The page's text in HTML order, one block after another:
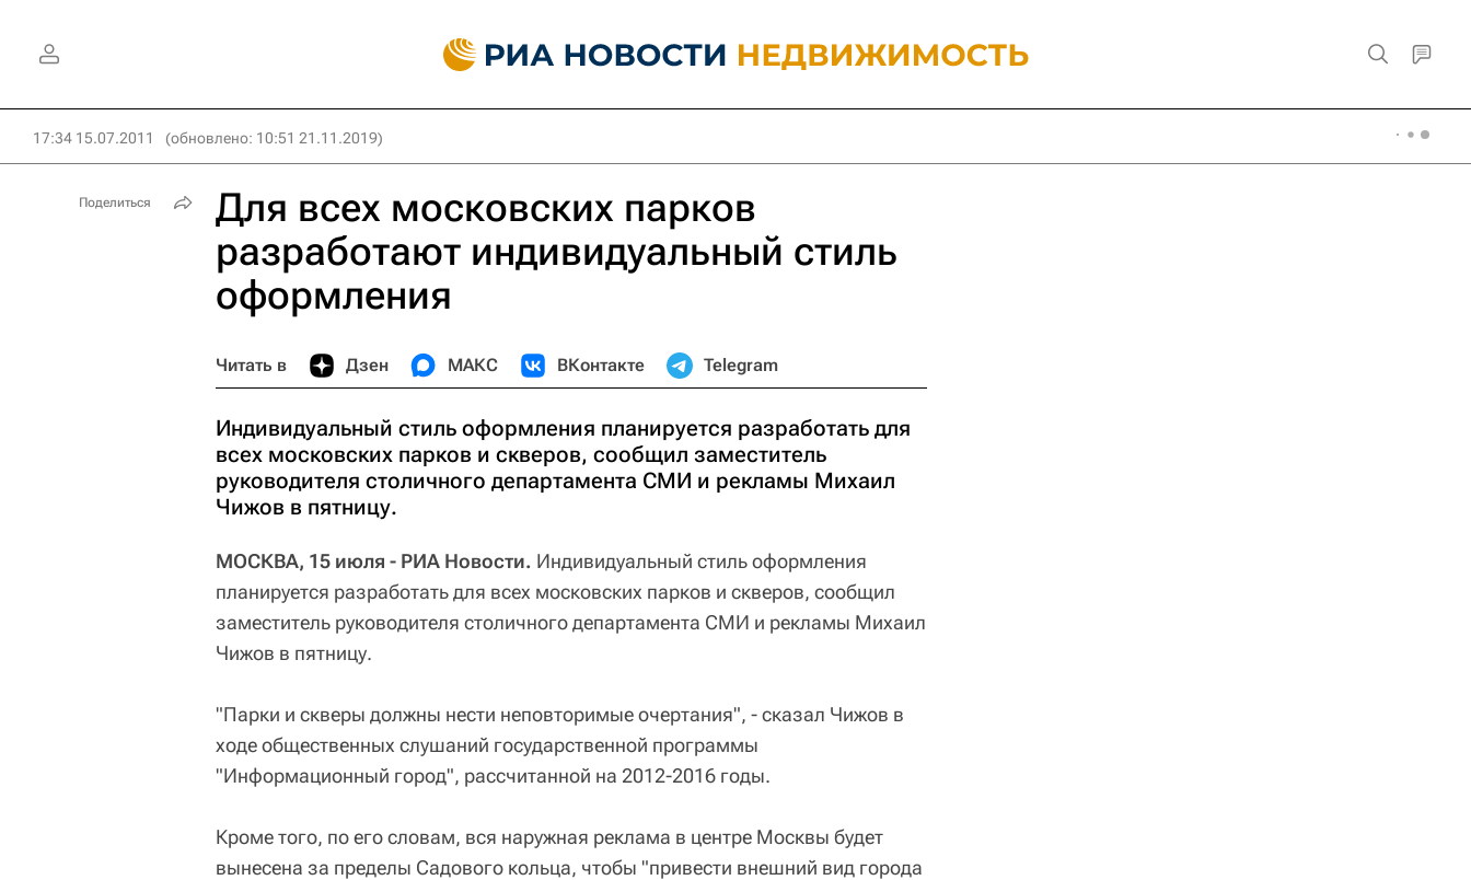
17:34 15.07.2011 (обновлено: 10:51 21.11.2019)
Для всех московских парков
разработают индивидуальный стиль
оформления
Читать в Дзен МАКС ВКонтакте Telegram
Индивидуальный стиль оформления планируется разработать для
всех московских парков и скверов, сообщил заместитель
руководителя столичного департамента СМИ и рекламы Михаил
Чижов в пятницу.
МОСКВА, 15 июля - РИА Новости. Индивидуальный стиль оформления
планируется разработать для всех московских парков и скверов, сообщил
заместитель руководителя столичного департамента СМИ и рекламы Михаил
Чижов в пятницу.
"Парки и скверы должны нести неповторимые очертания", - сказал Чижов в
ходе общественных слушаний государственной программы
"Информационный город", рассчитанной на 2012-2016 годы.
Кроме того, по его словам, вся наружная реклама в центре Москвы будет
вынесена за пределы Садового кольца, чтобы "привести внешний вид города
Поделиться